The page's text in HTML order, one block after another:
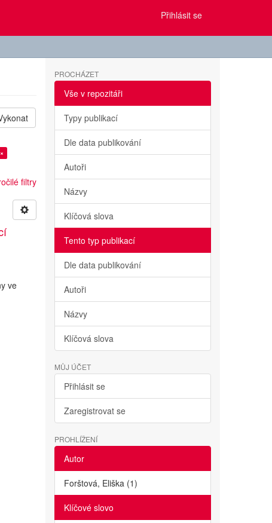
Přihlásit se
filtry
ve
PROCHÁZET
Vše v repozitáři
Typy publikací
Dle data publikování
Autoři
Názvy
Klíčová slova
Tento typ publikací
Dle data publikování
Autoři
Názvy
Klíčová slova
MŮJ ÚČET
Přihlásit se
Zaregistrovat se
PROHLÍŽENÍ
Autor
Forštová, Eliška (1)
Klíčové slovo